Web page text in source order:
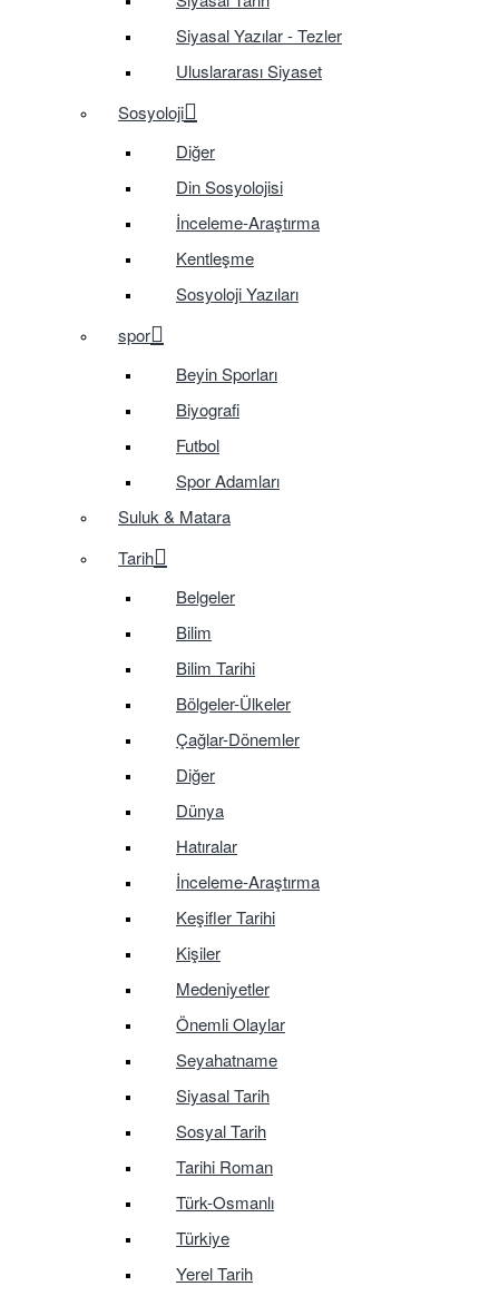
Siyasal Yazılar - Tezler
Uluslararası Siyaset
Sosyoloji
Diğer
Din Sosyolojisi
İnceleme-Araştırma
Kentleşme
Sosyoloji Yazıları
spor
Beyin Sporları
Biyografi
Futbol
Spor Adamları
Suluk & Matara
Tarih
Belgeler
Bilim
Bilim Tarihi
Bölgeler-Ülkeler
Çağlar-Dönemler
Diğer
Dünya
Hatıralar
İnceleme-Araştırma
Keşifler Tarihi
Kişiler
Medeniyetler
Önemli Olaylar
Seyahatname
Siyasal Tarih
Sosyal Tarih
Tarihi Roman
Türk-Osmanlı
Türkiye
Yerel Tarih